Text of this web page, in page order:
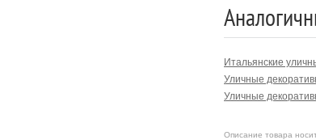
Итальянские
Уличные
Уличные
Описание товара